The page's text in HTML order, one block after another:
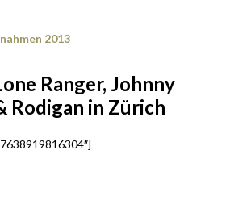
2013
Ranger, Johnny
Rodigan in Zürich